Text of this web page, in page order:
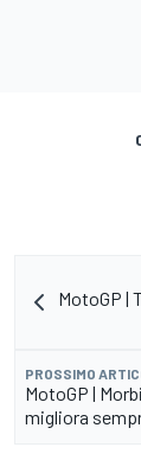
MotoGP |
PROSSIMO
MotoGP |
migliora